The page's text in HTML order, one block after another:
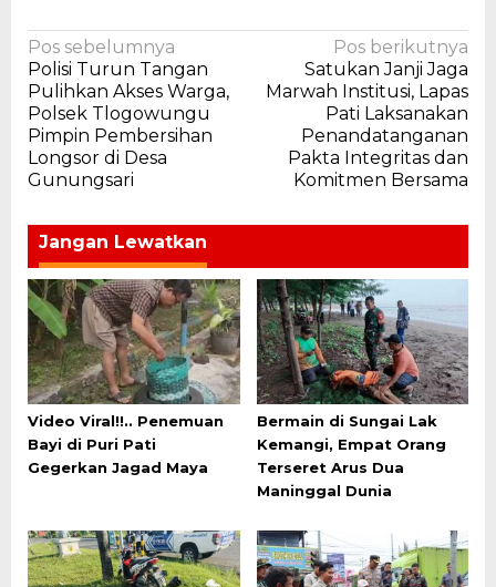
Navigasi
pos
Pos sebelumnya
Polisi Turun Tangan
Pulihkan Akses Warga,
Polsek Tlogowungu
Pimpin Pembersihan
Longsor di Desa
Gunungsari
Pos berikutnya
Satukan Janji Jaga
Marwah Institusi, Lapas
Pati Laksanakan
Penandatanganan
Pakta Integritas dan
Komitmen Bersama
Jangan Lewatkan
Video Viral!!.. Penemuan
Bayi di Puri Pati
Gegerkan Jagad Maya
Bermain di Sungai Lak
Kemangi, Empat Orang
Terseret Arus Dua
Maninggal Dunia